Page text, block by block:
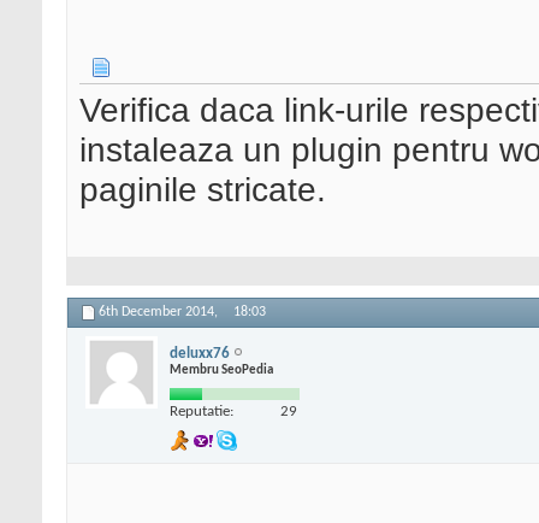
Verifica daca link-urile
instaleaza un plugin pentru
paginile stricate.
6th December 2014, 18:03
deluxx76
Membru SeoPedia
Reputatie: 29